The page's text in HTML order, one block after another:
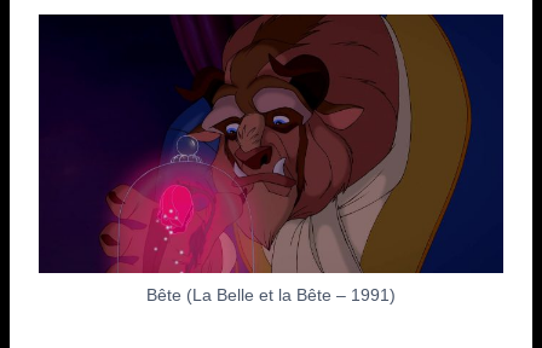
Bête (La Belle et la Bête – 1991)